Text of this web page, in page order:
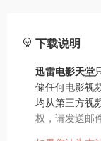
下载说明
迅雷电影天堂
储任何电影视
均从第三方视
权，请发送邮